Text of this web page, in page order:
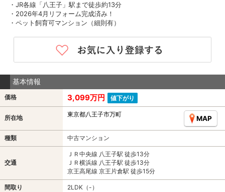
・JR各線「八王子」駅まで徒歩約13分
・2026年4月リフォーム完成済み！
・ペット飼育可マンション（細則有）
基本情報
価格 3,099万円 値下がり
所在地 東京都八王子市万町
MAP
種類 中古マンション
交通
ＪＲ中央線 八王子駅 徒歩13分
ＪＲ横浜線 八王子駅 徒歩13分
京王高尾線 京王片倉駅 徒歩15分
間取り 2LDK（-）